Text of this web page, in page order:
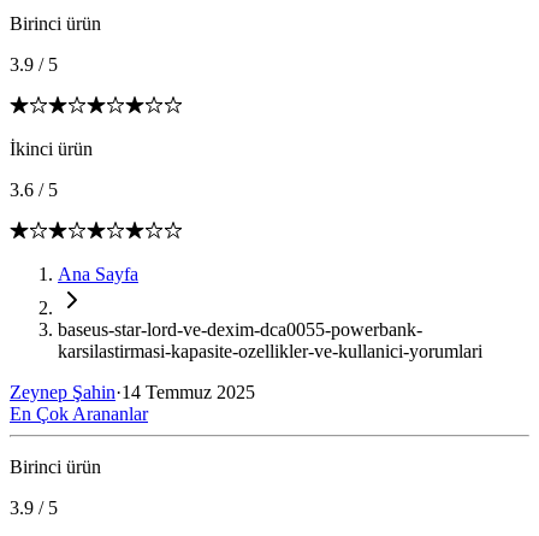
Birinci ürün
3.9 / 5
İkinci ürün
3.6 / 5
Ana Sayfa
baseus-star-lord-ve-dexim-dca0055-powerbank-
karsilastirmasi-kapasite-ozellikler-ve-kullanici-yorumlari
Zeynep Şahin·14 Temmuz 2025
En Çok Arananlar
Birinci ürün
3.9 / 5